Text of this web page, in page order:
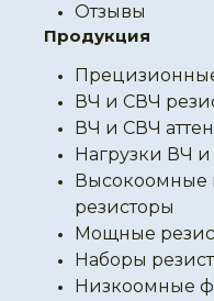
Отзывы
Продукция
ВЧ и СВЧ
ВЧ и СВЧ
Нагрузки ВЧ
Высокоомные
резисторы
Мощные
Наборы
Низкоомные